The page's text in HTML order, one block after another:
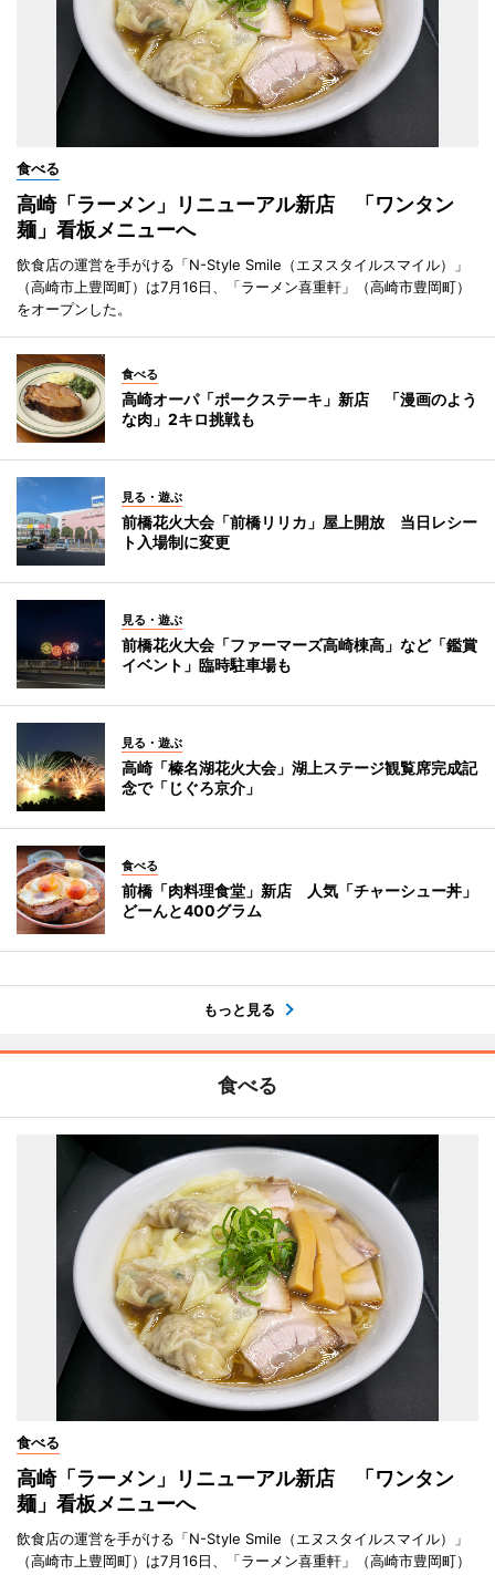
食べる
高崎「ラーメン」リニューアル新店 「ワンタン
麺」看板メニューへ
飲食店の運営を手がける「N-Style Smile（エヌスタイルスマイル）」
（高崎市上豊岡町）は7月16日、「ラーメン喜重軒」（高崎市豊岡町）
をオープンした。
食べる
高崎オーパ「ポークステーキ」新店 「漫画のよう
な肉」2キロ挑戦も
見る・遊ぶ
前橋花火大会「前橋リリカ」屋上開放 当日レシー
ト入場制に変更
見る・遊ぶ
前橋花火大会「ファーマーズ高崎棟高」など「鑑賞
イベント」臨時駐車場も
見る・遊ぶ
高崎「榛名湖花火大会」湖上ステージ観覧席完成記
念で「じぐろ京介」
食べる
前橋「肉料理食堂」新店 人気「チャーシュー丼」
どーんと400グラム
もっと見る
食べる
食べる
高崎「ラーメン」リニューアル新店 「ワンタン
麺」看板メニューへ
飲食店の運営を手がける「N-Style Smile（エヌスタイルスマイル）」
（高崎市上豊岡町）は7月16日、「ラーメン喜重軒」（高崎市豊岡町）